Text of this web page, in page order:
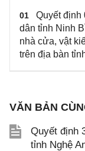
01
Quyết định
dân tỉnh Ninh
nhà cửa, vật
trên địa bàn
VĂN BẢN
Quyết định
tỉnh Nghệ